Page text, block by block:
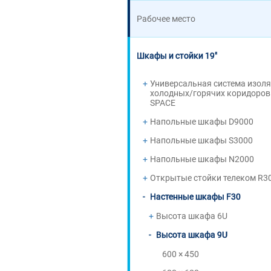
Рабочее место
Шкафы и стойки 19"
Универсальная система
холодных/горячих коридоров
SPACE
Напольные шкафы D9000
Напольные шкафы S3000
Напольные шкафы N2000
Открытые стойки телеком
Настенные шкафы F30
Высота шкафа 6U
Высота шкафа 9U
600 × 450